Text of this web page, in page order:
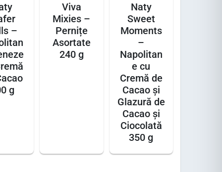
–
g
Viva
Mixies –
Pernițe
Asortate
240 g
Naty
Sweet
Moments
–
Napolitan
e cu
Cremă de
Cacao și
Glazură de
Cacao și
Ciocolată
350 g